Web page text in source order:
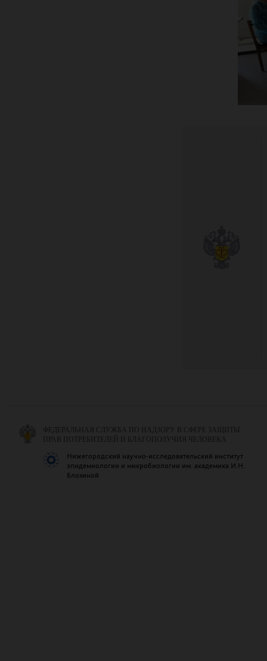
ФЕДЕРАЛЬНАЯ СЛУЖБА ПО НАДЗОРУ В СФЕРЕ ЗАЩИТЫ
ПРАВ ПОТРЕБИТЕЛЕЙ И БЛАГОПОЛУЧИЯ ЧЕЛОВЕКА
Нижегородский научно-исследовательский институт
эпидемиологии и микробиологии им. академика И.Н.
Блохиной